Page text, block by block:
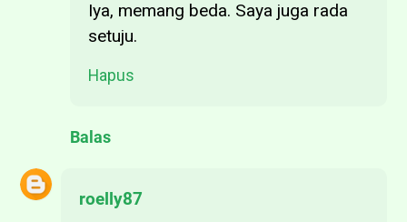
Iya, memang beda. Saya juga rada
setuju.
Hapus
Balas
roelly87